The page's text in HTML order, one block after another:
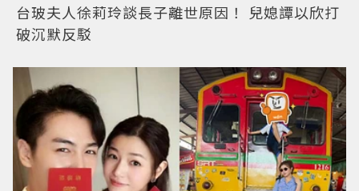
台玻夫人徐莉玲談長子離世原因！ 兒媳譚以欣打
破沉默反駁